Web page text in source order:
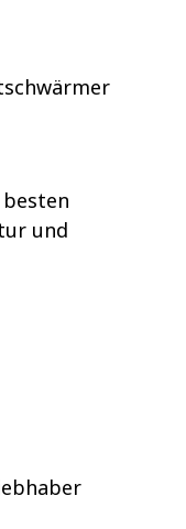
und